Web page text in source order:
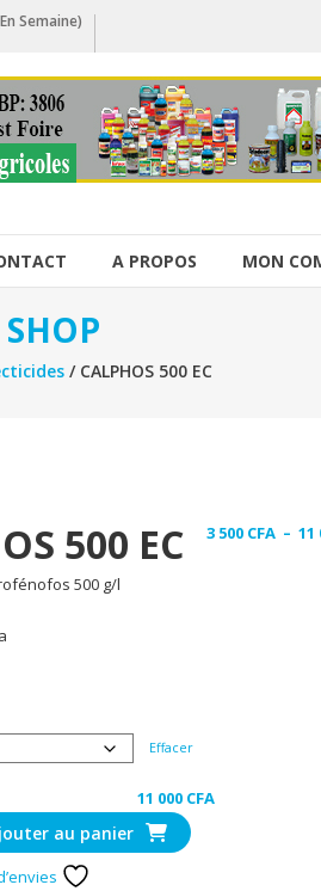
Semaine)
A PROPOS MON
SHOP
/ CALPHOS 500 EC
500 EC 3 500 CFA – 11
500 g/l
Effacer
11 000 CFA
au panier